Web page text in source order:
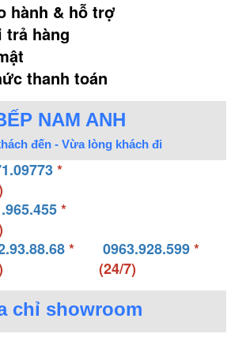
hành & hỗ trợ
trả hàng
thanh toán
NAM ANH
đến - Vừa lòng khách đi
*
*
*
0963.928.599*
(24/7)
chỉ showroom